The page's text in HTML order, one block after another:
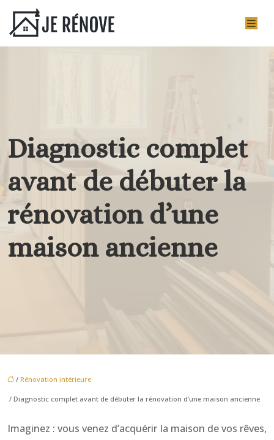
Diagnostic complet
avant de débuter la
rénovation d’une
maison ancienne
/ Rénovation intérieure
/ Diagnostic complet avant de débuter la rénovation d’une maison ancienne
Imaginez : vous venez d’acquérir la maison de vos rêves,